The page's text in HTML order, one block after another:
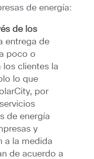
de energía:
de los
entrega de
poco o
los clientes la
lo que
por
de energía
y
a la medida
de acuerdo a